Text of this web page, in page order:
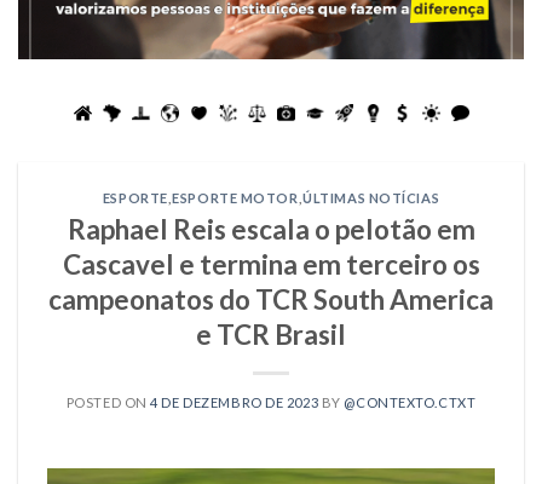
ESPORTE ,ESPORTE MOTOR ,ÚLTIMAS NOTÍCIAS
Raphael Reis escala o pelotão em
Cascavel e termina em terceiro os
campeonatos do TCR South America
e TCR Brasil
POSTED ON4 DE DEZEMBRO DE 2023 BY @CONTEXTO.CTXT